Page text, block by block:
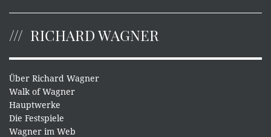
RICHARD WAGNER
Über Richard Wagner
Walk of Wagner
Hauptwerke
Die Festspiele
Wagner im Web